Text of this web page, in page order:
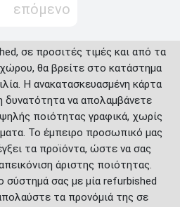
επόμενο
σε προσιτές τιμές και από τα
θα βρείτε στο κατάστημα
Η ανακατασκευασμένη κάρτα
δυνατότητα να απολαμβάνετε
ποιότητας γραφικά, χωρίς
Το έμπειρο προσωπικό μας
τα προϊόντα, ώστε να σας
άριστης ποιότητας.
σύστημά σας με μία refurbished
τα προνόμιά της σε